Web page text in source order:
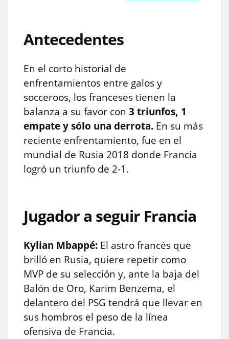
Antecedentes
En el corto historial de
enfrentamientos entre galos y
socceroos, los franceses tienen la
balanza a su favor con 3 triunfos, 1
empate y sólo una derrota. En su más
reciente enfrentamiento, fue en el
mundial de Rusia 2018 donde Francia
logró un triunfo de 2-1.
Jugador a seguir Francia
Kylian Mbappé: El astro francés que
brilló en Rusia, quiere repetir como
MVP de su selección y, ante la baja del
Balón de Oro, Karim Benzema, el
delantero del PSG tendrá que llevar en
sus hombros el peso de la línea
ofensiva de Francia.